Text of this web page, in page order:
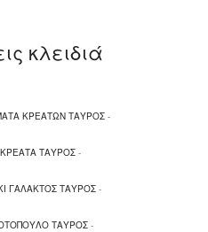
κλειδιά
ΚΡΕΑΤΩΝ ΤΑΥΡΟΣ -
ΤΑΥΡΟΣ -
ΓΑΛΑΚΤΟΣ ΤΑΥΡΟΣ -
ΤΑΥΡΟΣ -